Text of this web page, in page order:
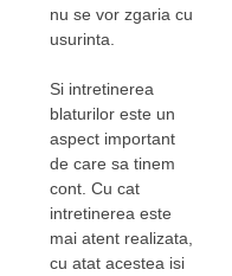
nu se vor zgaria cu
usurinta.
Si intretinerea
blaturilor este un
aspect important
de care sa tinem
cont. Cu cat
intretinerea este
mai atent realizata,
cu atat acestea isi